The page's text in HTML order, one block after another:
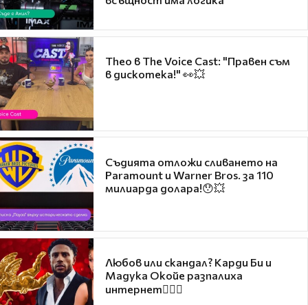
Theo в The Voice Cast: "Правен съм
в дискотека!" 👀💥
Съдията отложи сливането на
Paramount и Warner Bros. за 110
милиарда долара!😯💥
Любов или скандал? Карди Би и
Мадука Окойе разпалиха
интернет❤️‍🔥🔥